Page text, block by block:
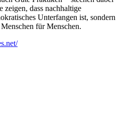
zeigen, dass nachhaltige
Unterfangen ist, sondern
für Menschen.